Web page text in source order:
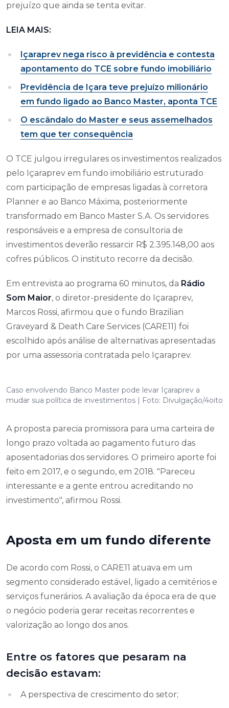
prejuízo que ainda se tenta evitar.
LEIA MAIS:
Içaraprev nega risco à previdência e contesta
apontamento do TCE sobre fundo imobiliário
Previdência de Içara teve prejuízo milionário
em fundo ligado ao Banco Master, aponta TCE
O escândalo do Master e seus assemelhados
tem que ter consequência
O TCE julgou irregulares os investimentos realizados
pelo Içaraprev em fundo imobiliário estruturado
com participação de empresas ligadas à corretora
Planner e ao Banco Máxima, posteriormente
transformado em Banco Master S.A. Os servidores
responsáveis e a empresa de consultoria de
investimentos deverão ressarcir R$ 2.395.148,00 aos
cofres públicos. O instituto recorre da decisão.
Em entrevista ao programa 60 minutos, da Rádio
Som Maior, o diretor-presidente do Içaraprev,
Marcos Rossi, afirmou que o fundo Brazilian
Graveyard & Death Care Services (CARE11) foi
escolhido após análise de alternativas apresentadas
por uma assessoria contratada pelo Içaraprev.
Caso envolvendo Banco Master pode levar Içaraprev a
mudar sua política de investimentos | Foto: Divulgação/4oito
A proposta parecia promissora para uma carteira de
longo prazo voltada ao pagamento futuro das
aposentadorias dos servidores. O primeiro aporte foi
feito em 2017, e o segundo, em 2018. "Pareceu
interessante e a gente entrou acreditando no
investimento", afirmou Rossi.
Aposta em um fundo diferente
De acordo com Rossi, o CARE11 atuava em um
segmento considerado estável, ligado a cemitérios e
serviços funerários. A avaliação da época era de que
o negócio poderia gerar receitas recorrentes e
valorização ao longo dos anos.
Entre os fatores que pesaram na
decisão estavam:
A perspectiva de crescimento do setor;